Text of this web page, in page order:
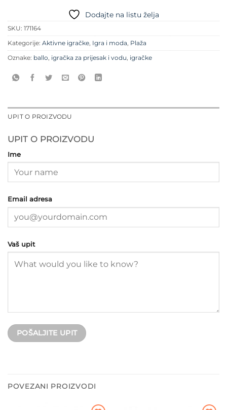
Dodajte na listu želja
SKU: 171164
Kategorije: Aktivne igračke Igra i moda Plaža
Oznake: ballo igračka za prijesak i vodu igračke
UPIT O PROIZVODU
UPIT O PROIZVODU
Ime
Email adresa
Vaš upit
POVEZANI PROIZVODI